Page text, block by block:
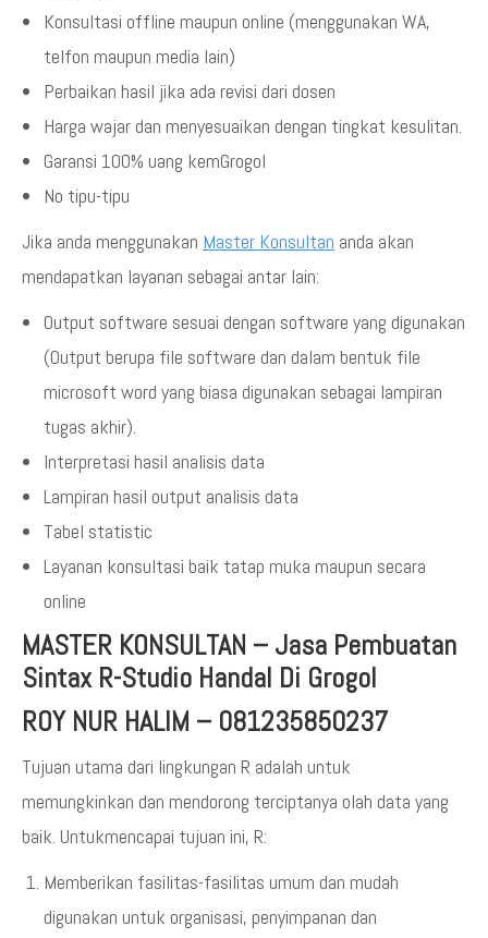
Konsultasi offline maupun online (menggunakan WA,
telfon maupun media lain)
Perbaikan hasil jika ada revisi dari dosen
Harga wajar dan menyesuaikan dengan tingkat kesulitan.
Garansi 100% uang kemGrogol
No tipu-tipu
Jika anda menggunakan Master Konsultan anda akan
mendapatkan layanan sebagai antar lain:
Output software sesuai dengan software yang digunakan
(Output berupa file software dan dalam bentuk file
microsoft word yang biasa digunakan sebagai lampiran
tugas akhir).
Interpretasi hasil analisis data
Lampiran hasil output analisis data
Tabel statistic
Layanan konsultasi baik tatap muka maupun secara
online
MASTER KONSULTAN – Jasa Pembuatan
Sintax R-Studio Handal Di Grogol
ROY NUR HALIM – 081235850237
Tujuan utama dari lingkungan R adalah untuk
memungkinkan dan mendorong terciptanya olah data yang
baik. Untukmencapai tujuan ini, R:
Memberikan fasilitas-fasilitas umum dan mudah
digunakan untuk organisasi, penyimpanan dan